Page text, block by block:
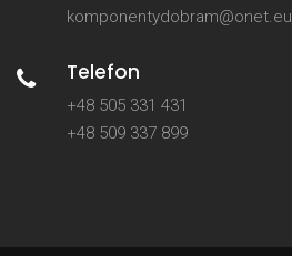
komponentydobram@onet.eu
Telefon
+48 505 331 431
+48 509 337 899